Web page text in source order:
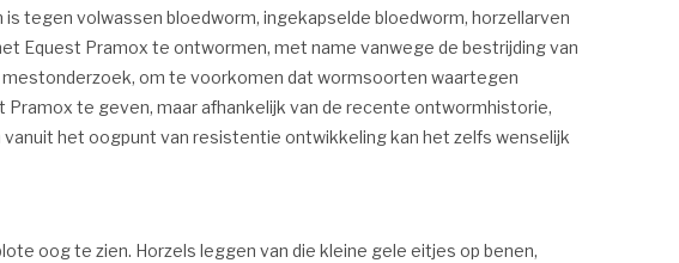
tegen volwassen bloedworm, ingekapselde bloedworm, horzellarven
Equest Pramox te ontwormen, met name vanwege de bestrijding van
om te voorkomen dat wormsoorten waartegen
te geven, maar afhankelijk van de recente ontwormhistorie,
het oogpunt van resistentie ontwikkeling kan het zelfs wenselijk
oog te zien. Horzels leggen van die kleine gele eitjes op benen,